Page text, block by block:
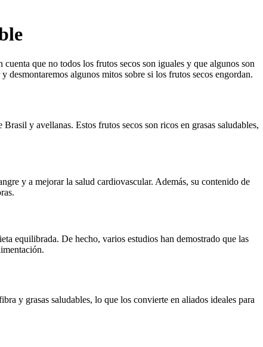
que no todos los frutos secos son iguales y que algunos son
desmontaremos algunos mitos sobre si los frutos secos engordan.
y avellanas. Estos frutos secos son ricos en grasas saludables,
y a mejorar la salud cardiovascular. Además, su contenido de
equilibrada. De hecho, varios estudios han demostrado que las
y grasas saludables, lo que los convierte en aliados ideales para